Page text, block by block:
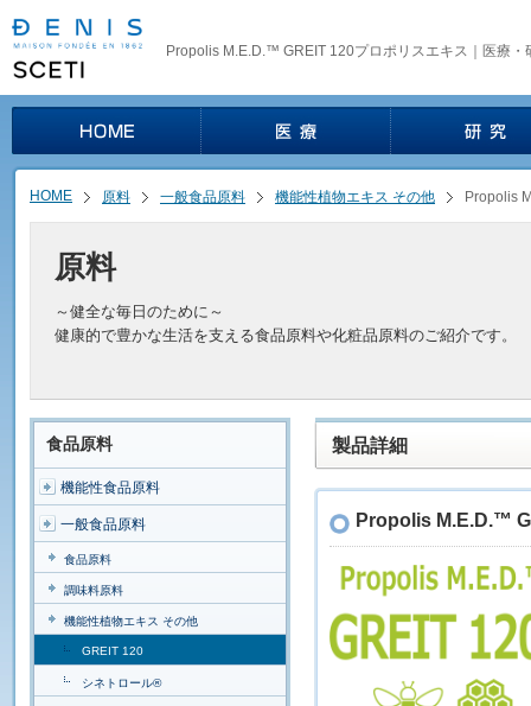
Propolis M.E.D.™ GREIT 120プロポリスエキス｜医療
HOME 原料 一般食品原料 機能性植物エキス その他 Propolis
原料
～健全な毎日のために～
健康的で豊かな生活を支える食品原料や化粧品原料のご紹介です。
食品原料
機能性食品原料
一般食品原料
食品原料
調味料原料
機能性植物エキス その他
GREIT 120
シネトロール®
製品詳細
Propolis M.E.D.™